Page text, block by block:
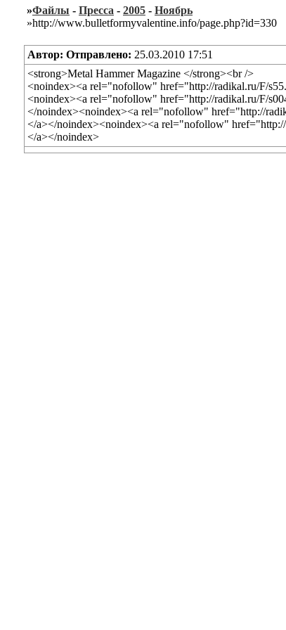
»Файлы - Пресса - 2005 - Ноябрь
»http://www.bulletformyvalentine.info/page.php?id=330
Автор: Отправлено: 25.03.2010 17:51
<strong>Metal Hammer Magazine </strong><br />
<noindex><a rel="nofollow" href="http://radikal.ru/F/
<noindex><a rel="nofollow" href="http://radikal.ru/F/
</noindex><noindex><a rel="nofollow" href="http://
</a></noindex><noindex><a rel="nofollow"
</a></noindex>